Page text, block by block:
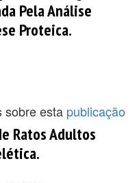
Pela Análise
Proteica.
sobre esta publicação
Ratos Adultos